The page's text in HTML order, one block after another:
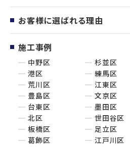
お客様に選ばれる理由
施工事例
中野区
杉並区
港区
練馬区
荒川区
江東区
豊島区
文京区
台東区
墨田区
北区
世田谷区
板橋区
足立区
葛飾区
江戸川区